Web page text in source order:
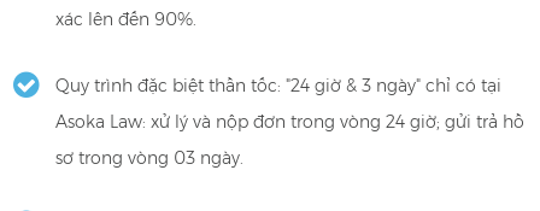
xác lên đến 90%.
Quy trình đặc biệt thần tốc: "24 giờ & 3 ngày" chỉ có tại
Asoka Law: xử lý và nộp đơn trong vòng 24 giờ; gửi trả hồ
sơ trong vòng 03 ngày.